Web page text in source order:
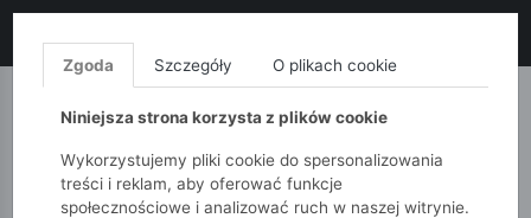
MONNARI QUIOSQUE
Zgoda Szczegóły O plikach cookie
Niniejsza strona korzysta z plików cookie
Wykorzystujemy pliki cookie do spersonalizowania
treści i reklam, aby oferować funkcje
społecznościowe i analizować ruch w naszej witrynie.